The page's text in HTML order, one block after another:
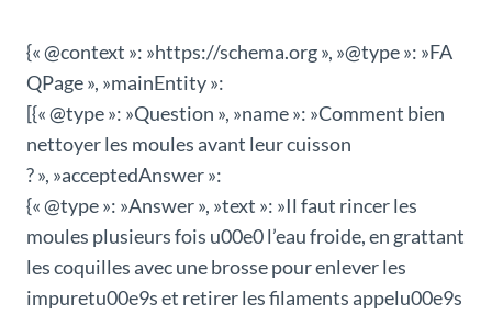
{« @context »: »https://schema.org », »@type »: »FA
QPage », »mainEntity »:
[{« @type »: »Question », »name »: »Comment bien
nettoyer les moules avant leur cuisson
? », »acceptedAnswer »:
{« @type »: »Answer », »text »: »Il faut rincer les
moules plusieurs fois u00e0 l’eau froide, en grattant
les coquilles avec une brosse pour enlever les
impuretu00e9s et retirer les filaments appelu00e9s